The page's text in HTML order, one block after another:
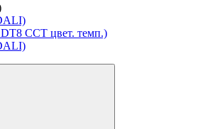
CCT цвет. темп.)